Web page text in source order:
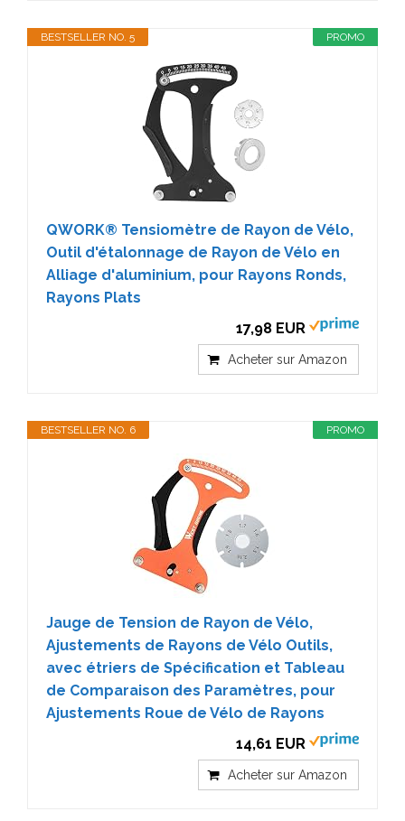
PROMO
BESTSELLER NO. 5
QWORK® Tensiomètre de Rayon de Vélo,
Outil d'étalonnage de Rayon de Vélo en
Alliage d'aluminium, pour Rayons Ronds,
Rayons Plats
17,98 EUR
Acheter sur Amazon
PROMO
BESTSELLER NO. 6
Jauge de Tension de Rayon de Vélo,
Ajustements de Rayons de Vélo Outils,
avec étriers de Spécification et Tableau
de Comparaison des Paramètres, pour
Ajustements Roue de Vélo de Rayons
14,61 EUR
Acheter sur Amazon